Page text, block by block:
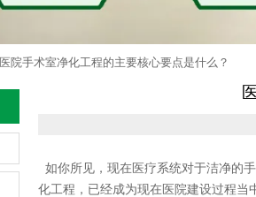
医院手术室净化工程的主要核心要点是什么？
如你所见，现在医疗系统对于洁净的
化工程，已经成为现在医院建设过程当